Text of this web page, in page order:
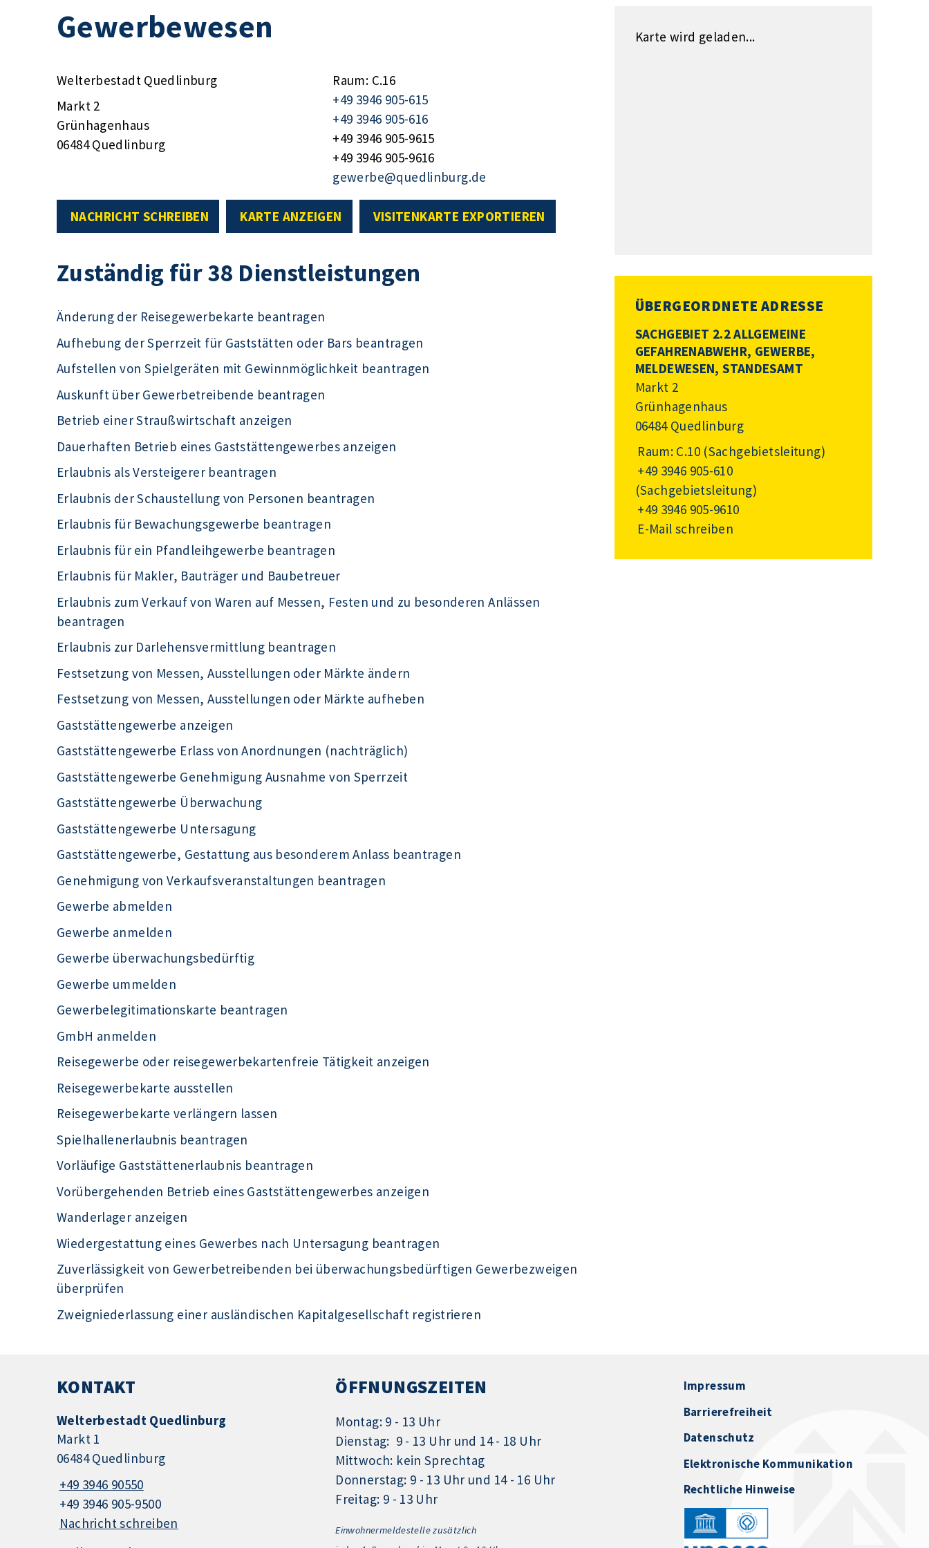
Gewerbewesen
Welterbestadt Quedlinburg
Markt 2
Grünhagenhaus
06484 Quedlinburg
Raum: C.16
+49 3946 905-615
+49 3946 905-616
+49 3946 905-9615
+49 3946 905-9616
gewerbe@quedlinburg.de
NACHRICHT SCHREIBEN KARTE ANZEIGEN VISITENKARTE EXPORTIEREN
Zuständig für 38 Dienstleistungen
Änderung der Reisegewerbekarte beantragen
Aufhebung der Sperrzeit für Gaststätten oder Bars beantragen
Aufstellen von Spielgeräten mit Gewinnmöglichkeit beantragen
Auskunft über Gewerbetreibende beantragen
Betrieb einer Straußwirtschaft anzeigen
Dauerhaften Betrieb eines Gaststättengewerbes anzeigen
Erlaubnis als Versteigerer beantragen
Erlaubnis der Schaustellung von Personen beantragen
Erlaubnis für Bewachungsgewerbe beantragen
Erlaubnis für ein Pfandleihgewerbe beantragen
Erlaubnis für Makler, Bauträger und Baubetreuer
Erlaubnis zum Verkauf von Waren auf Messen, Festen und zu besonderen Anlässen
beantragen
Erlaubnis zur Darlehensvermittlung beantragen
Festsetzung von Messen, Ausstellungen oder Märkte ändern
Festsetzung von Messen, Ausstellungen oder Märkte aufheben
Gaststättengewerbe anzeigen
Gaststättengewerbe Erlass von Anordnungen (nachträglich)
Gaststättengewerbe Genehmigung Ausnahme von Sperrzeit
Gaststättengewerbe Überwachung
Gaststättengewerbe Untersagung
Gaststättengewerbe, Gestattung aus besonderem Anlass beantragen
Genehmigung von Verkaufsveranstaltungen beantragen
Gewerbe abmelden
Gewerbe anmelden
Gewerbe überwachungsbedürftig
Gewerbe ummelden
Gewerbelegitimationskarte beantragen
GmbH anmelden
Reisegewerbe oder reisegewerbekartenfreie Tätigkeit anzeigen
Reisegewerbekarte ausstellen
Reisegewerbekarte verlängern lassen
Spielhallenerlaubnis beantragen
Vorläufige Gaststättenerlaubnis beantragen
Vorübergehenden Betrieb eines Gaststättengewerbes anzeigen
Wanderlager anzeigen
Wiedergestattung eines Gewerbes nach Untersagung beantragen
Zuverlässigkeit von Gewerbetreibenden bei überwachungsbedürftigen Gewerbezweigen
überprüfen
Zweigniederlassung einer ausländischen Kapitalgesellschaft registrieren
Karte wird geladen...
ÜBERGEORDNETE ADRESSE
SACHGEBIET 2.2 ALLGEMEINE
GEFAHRENABWEHR, GEWERBE,
MELDEWESEN, STANDESAMT
Markt 2
Grünhagenhaus
06484 Quedlinburg
Raum: C.10 (Sachgebietsleitung)
+49 3946 905-610
(Sachgebietsleitung)
+49 3946 905-9610
E-Mail schreiben
KONTAKT
Welterbestadt Quedlinburg
Markt 1
06484 Quedlinburg
+49 3946 90550
+49 3946 905-9500
Nachricht schreiben
ÖFFNUNGSZEITEN
Montag: 9 - 13 Uhr
Dienstag: 9 - 13 Uhr und 14 - 18 Uhr
Mittwoch: kein Sprechtag
Donnerstag: 9 - 13 Uhr und 14 - 16 Uhr
Freitag: 9 - 13 Uhr
Einwohnermeldestelle zusätzlich
Impressum
Barrierefreiheit
Datenschutz
Elektronische Kommunikation
Rechtliche Hinweise